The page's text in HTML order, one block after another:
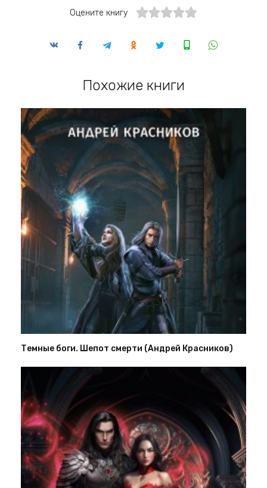
Оцените книгу
Похожие книги
Темные боги. Шепот смерти (Андрей Красников)